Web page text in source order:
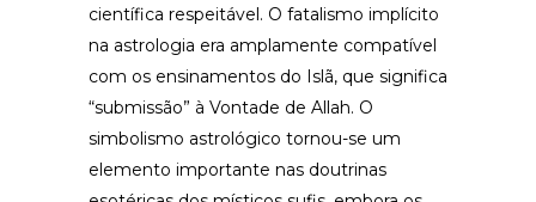
científica respeitável. O fatalismo implícito
na astrologia era amplamente compatível
com os ensinamentos do Islã, que significa
“submissão” à Vontade de Allah. O
simbolismo astrológico tornou-se um
elemento importante nas doutrinas